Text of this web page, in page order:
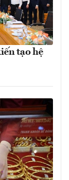
tạo hệ